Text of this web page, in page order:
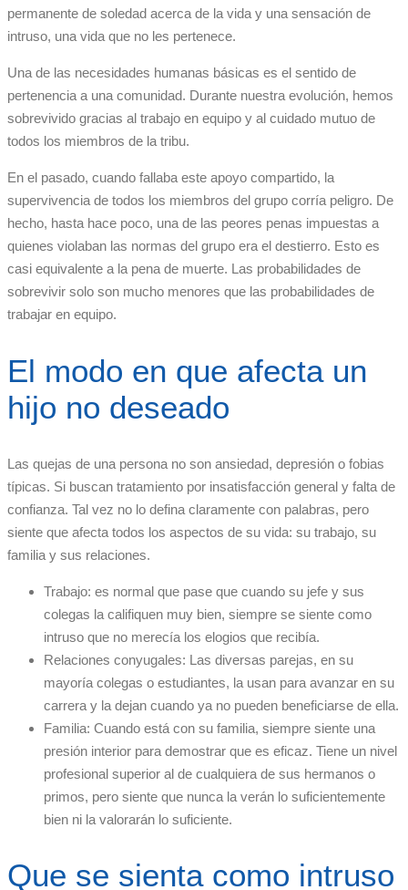
permanente de soledad acerca de la vida y una sensación de
intruso, una vida que no les pertenece.
Una de las necesidades humanas básicas es el sentido de
pertenencia a una comunidad. Durante nuestra evolución, hemos
sobrevivido gracias al trabajo en equipo y al cuidado mutuo de
todos los miembros de la tribu.
En el pasado, cuando fallaba este apoyo compartido, la
supervivencia de todos los miembros del grupo corría peligro. De
hecho, hasta hace poco, una de las peores penas impuestas a
quienes violaban las normas del grupo era el destierro. Esto es
casi equivalente a la pena de muerte. Las probabilidades de
sobrevivir solo son mucho menores que las probabilidades de
trabajar en equipo.
El modo en que afecta un
hijo no deseado
Las quejas de una persona no son ansiedad, depresión o fobias
típicas. Si buscan tratamiento por insatisfacción general y falta de
confianza. Tal vez no lo defina claramente con palabras, pero
siente que afecta todos los aspectos de su vida: su trabajo, su
familia y sus relaciones.
Trabajo: es normal que pase que cuando su jefe y sus
colegas la califiquen muy bien, siempre se siente como
intruso que no merecía los elogios que recibía.
Relaciones conyugales: Las diversas parejas, en su
mayoría colegas o estudiantes, la usan para avanzar en su
carrera y la dejan cuando ya no pueden beneficiarse de ella.
Familia: Cuando está con su familia, siempre siente una
presión interior para demostrar que es eficaz. Tiene un nivel
profesional superior al de cualquiera de sus hermanos o
primos, pero siente que nunca la verán lo suficientemente
bien ni la valorarán lo suficiente.
Que se sienta como intruso